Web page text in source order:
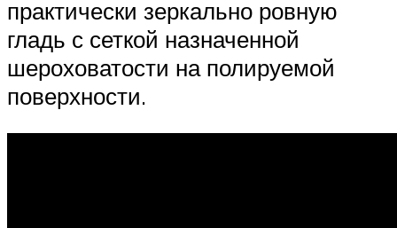
практически зеркально ровную
гладь с сеткой назначенной
шероховатости на полируемой
поверхности.